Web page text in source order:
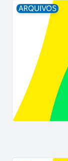
ARQUIVOS